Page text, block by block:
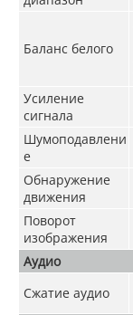
Баланс белого
Усиление
сигнала
Шумоподавлени
е
Обнаружение
движения
Поворот
изображения
Аудио
Сжатие аудио